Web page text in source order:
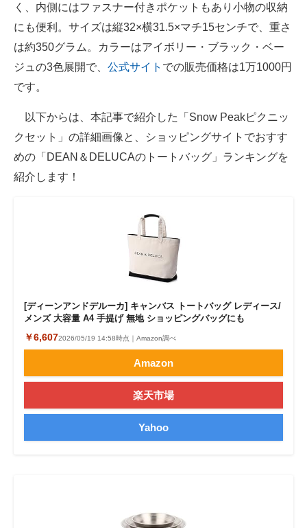
く、内側にはファスナー付きポケットもあり小物の収納
にも便利。サイズは縦32×横31.5×マチ15センチで、重さ
は約350グラム。カラーはアイボリー・ブラック・ベー
ジュの3色展開で、 公式サイト での販売価格は1万1000円
です。
以下からは、本記事で紹介した「Snow Peakピクニッ
クセット」の詳細画像と、ショッピングサイトでおすす
めの「DEAN＆DELUCAのトートバッグ」ランキングを
紹介します！
[ディーンアンドデルーカ] キャンバス トートバッグ レディース/
メンズ 大容量 A4 手提げ 無地 ショッピングバッグにも
￥6,6072026/05/19 14:58時点｜Amazon調べ
Amazon
楽天市場
Yahoo